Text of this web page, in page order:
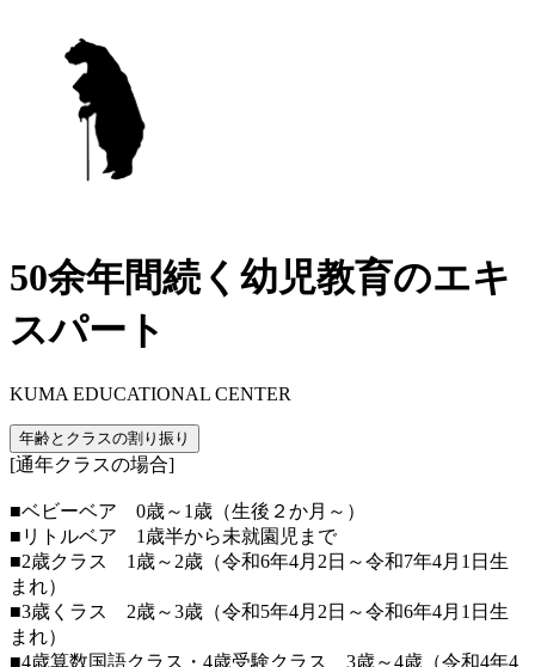
50余年間続く幼児教育のエキ
スパート
KUMA EDUCATIONAL CENTER
年齢とクラスの割り振り
[通年クラスの場合]
■ベビーベア 0歳～1歳（生後２か月～）
■リトルベア 1歳半から未就園児まで
■2歳クラス 1歳～2歳（令和6年4月2日～令和7年4月1日生
まれ）
■3歳くラス 2歳～3歳（令和5年4月2日～令和6年4月1日生
まれ）
■4歳算数国語クラス・4歳受験クラス 3歳～4歳（令和4年4